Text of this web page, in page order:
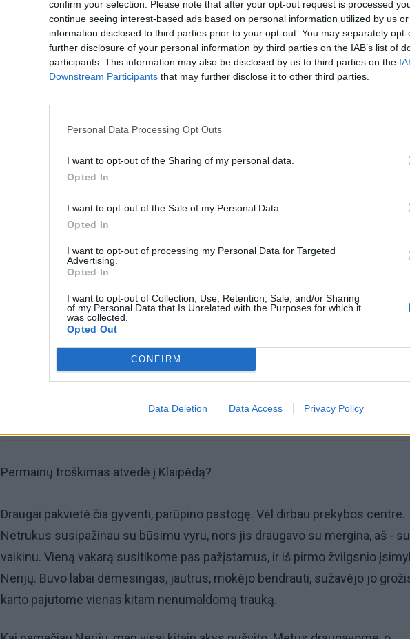
confirm your selection. Please note that after your opt-out request is processed
continue seeing interest-based ads based on personal information utilized by us
information disclosed to third parties prior to your opt-out. You may separately
further disclosure of your personal information by third parties on the IAB’s list of
participants. This information may also be disclosed by us to third parties on the
Downstream Participants that may further disclose it to other third parties.
Personal Data Processing Opt Outs
I want to opt-out of the Sharing of my personal data.
Opted In
I want to opt-out of the Sale of my Personal Data.
Opted In
I want to opt-out of processing my Personal Data for Targeted
Advertising.
Opted In
I want to opt-out of Collection, Use, Retention, Sale, and/or Sharing
of my Personal Data that Is Unrelated with the Purposes for which it
was collected.
Opted Out
CONFIRM
Data Deletion Data Access Privacy Policy
užsigrūdinau: jeigu žmogui nepakakdavo mandagaus atsakymo,
kalbos stiliumi. Jei grasindavo paskųsią vedėjai, kad mane išmestų iš
atsakydavau, kad tik to ir laukiu.
Negrįžo iš Jūros šventės: artimieji laukė dvi savaites
Pelių ir žiurkių baubas: kas graužikus gąsdina labiau nei
Permainų troškimas atvedė į Klaipėdą?
Draugai pakvietė čia gyventi, parūpino pastogę. Vėl dirbau prekybos centre.
Netrukus susipažinau su būsimu vyru, nors jis draugavo su mergina, aš - su
vaikinu. Vieną vakarą susitikome pas pažįstamus, ir iš pirmo žvilgsnio
Nerijų. Buvo labai dėmesingas, jautrus, mokėjo bendrauti, sužavėjo jo
karto pajutome vienas kitam nenumaldomą trauką.